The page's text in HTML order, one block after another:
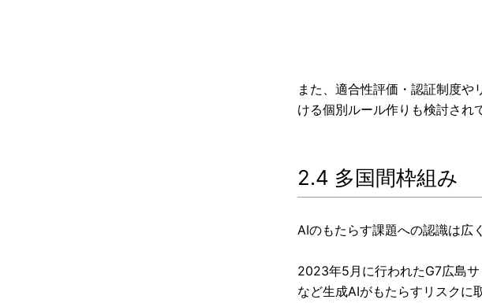
また、適合性評価・認証制度
ける個別ルール作りも検討され
2.4 多国間枠組み
AIのもたらす課題への認識は広
2023年5月に行われたG7広島
など生成AIがもたらすリスクに